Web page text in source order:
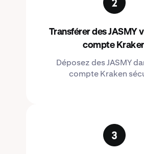
Transférer des JASMY
compte
Déposez des JASMY
compte Kraken